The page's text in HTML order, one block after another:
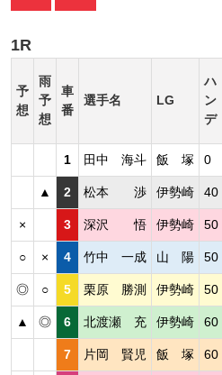
1R
予
想
雨
予
想
車
番
選手名 LG
ハ
ン
デ
1 田中 海斗 飯 塚 0
▲ 2 松本 渉 伊勢崎 40
× 3 深沢 悟 伊勢崎 50
○ × 4 竹中 一成 山 陽 50
◎ ○ 5 栗原 勝測 伊勢崎 50
▲ ◎ 6 北渡瀬 充 伊勢崎 60
7 片岡 賢児 飯 塚 60